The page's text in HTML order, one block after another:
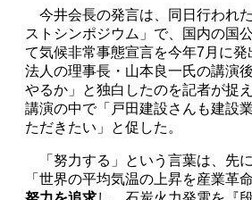
今井会長の発言は、同日行われ
ストシンポジウム」で、国内の国
て気候非常事態宣言を今年7月に
法人の理事長・山本良一氏の講演
やるか」と独白したのを記者が捉
講演の中で「戸田建設さんも建設
ただきたい」と促した。
「努力する」という言葉は、先に
「世界の平均気温の上昇を産業革